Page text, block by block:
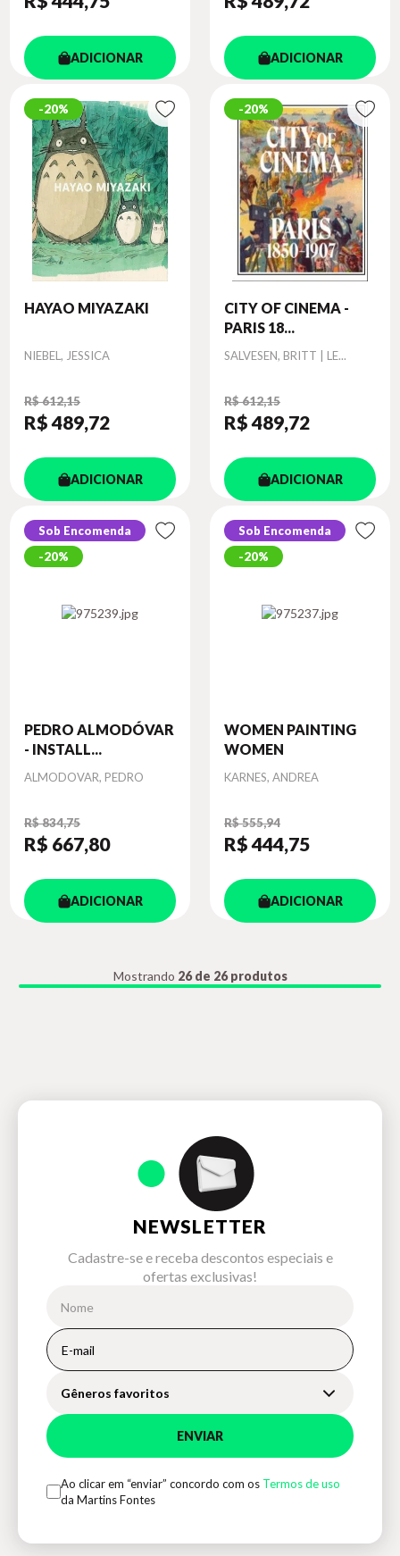
ADICIONAR ADICIONAR
20%
HAYAO MIYAZAKI
Autor
NIEBEL, JESSICA
R$ 612,15
R$ 489,72
ADICIONAR
20%
CITY OF CINEMA -
PARIS 18...
Autor
SALVESEN, BRITT | LE...
R$ 612,15
R$ 489,72
ADICIONAR
Sob Encomenda
20%
PEDRO ALMODÓVAR
- INSTALL...
Autor
ALMODOVAR, PEDRO
R$ 834,75
R$ 667,80
ADICIONAR
Sob Encomenda
20%
WOMEN PAINTING
WOMEN
Autor
KARNES, ANDREA
R$ 555,94
R$ 444,75
ADICIONAR
Mostrando 26 de 26 produtos
NEWSLETTER
Cadastre-se e receba descontos especiais e
ofertas exclusivas!
Gêneros favoritos
ENVIAR
Ao clicar em “enviar” concordo com os Termos de uso
da Martins Fontes